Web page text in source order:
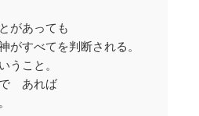
があっても
がすべてを判断される。
うこと。
で あれば